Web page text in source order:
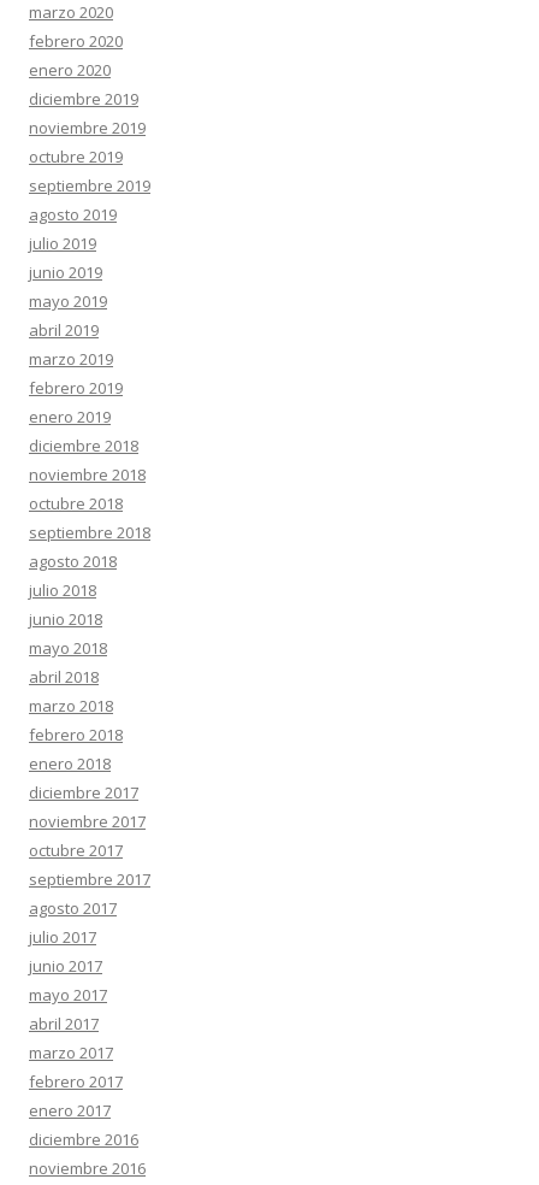
marzo 2020
febrero 2020
enero 2020
diciembre 2019
noviembre 2019
octubre 2019
septiembre 2019
agosto 2019
julio 2019
junio 2019
mayo 2019
abril 2019
marzo 2019
febrero 2019
enero 2019
diciembre 2018
noviembre 2018
octubre 2018
septiembre 2018
agosto 2018
julio 2018
junio 2018
mayo 2018
abril 2018
marzo 2018
febrero 2018
enero 2018
diciembre 2017
noviembre 2017
octubre 2017
septiembre 2017
agosto 2017
julio 2017
junio 2017
mayo 2017
abril 2017
marzo 2017
febrero 2017
enero 2017
diciembre 2016
noviembre 2016